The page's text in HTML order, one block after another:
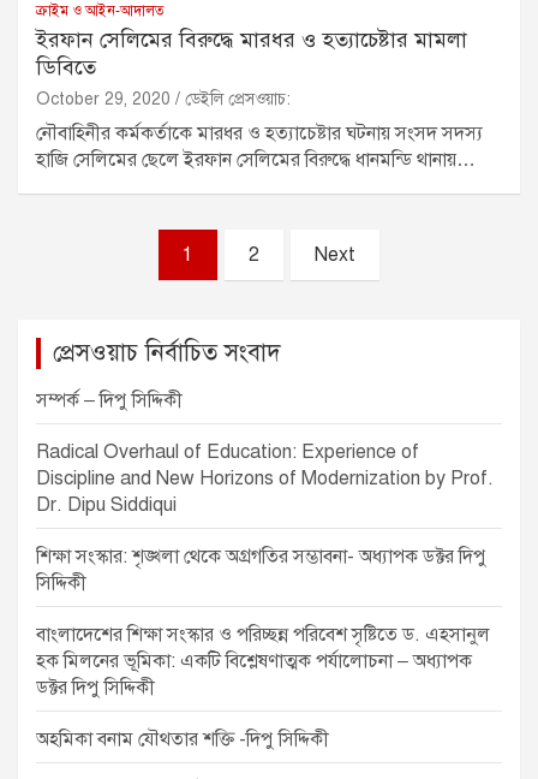
ক্রাইম ও আইন-আদালত
ইরফান সেলিমের বিরুদ্ধে মারধর ও হত্যাচেষ্টার মামলা
ডিবিতে
October 29, 2020 ডেইলি প্রেসওয়াচ:
নৌবাহিনীর কর্মকর্তাকে মারধর ও হত্যাচেষ্টার ঘটনায় সংসদ সদস্য
হাজি সেলিমের ছেলে ইরফান সেলিমের বিরুদ্ধে ধানমন্ডি থানায়…
1 2 Next
প্রেসওয়াচ নির্বাচিত সংবাদ
সম্পর্ক – দিপু সিদ্দিকী
Radical Overhaul of Education: Experience of
Discipline and New Horizons of Modernization by Prof.
Dr. Dipu Siddiqui
শিক্ষা সংস্কার: শৃঙ্খলা থেকে অগ্রগতির সম্ভাবনা- অধ্যাপক ডক্টর দিপু
সিদ্দিকী
বাংলাদেশের শিক্ষা সংস্কার ও পরিচ্ছন্ন পরিবেশ সৃষ্টিতে ড. এহসানুল
হক মিলনের ভূমিকা: একটি বিশ্লেষণাত্মক পর্যালোচনা – অধ্যাপক
ডক্টর দিপু সিদ্দিকী
অহমিকা বনাম যৌথতার শক্তি -দিপু সিদ্দিকী